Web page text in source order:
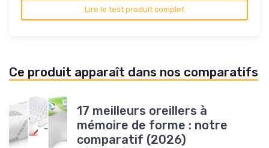
Lire le test produit complet
Ce produit apparaît dans nos comparatifs
17 meilleurs oreillers à
mémoire de forme : notre
comparatif (2026)